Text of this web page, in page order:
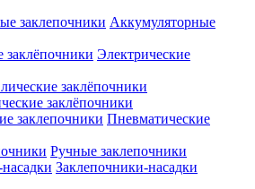
Аккумуляторные
Электрические
заклёпочники
Пневматические
Ручные заклепочники
Заклепочники-насадки